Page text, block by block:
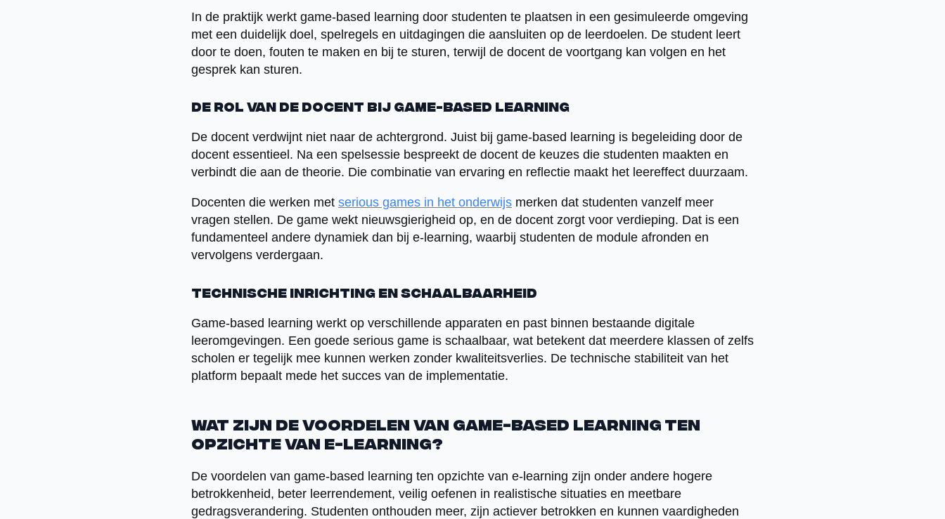
In de praktijk werkt game-based learning door studenten te plaatsen in een gesimuleerde omgeving
met een duidelijk doel, spelregels en uitdagingen die aansluiten op de leerdoelen. De student leert
door te doen, fouten te maken en bij te sturen, terwijl de docent de voortgang kan volgen en het
gesprek kan sturen.
De rol van de docent bij game-based learning
De docent verdwijnt niet naar de achtergrond. Juist bij game-based learning is begeleiding door de
docent essentieel. Na een spelsessie bespreekt de docent de keuzes die studenten maakten en
verbindt die aan de theorie. Die combinatie van ervaring en reflectie maakt het leereffect duurzaam.
Docenten die werken met serious games in het onderwijs merken dat studenten vanzelf meer
vragen stellen. De game wekt nieuwsgierigheid op, en de docent zorgt voor verdieping. Dat is een
fundamenteel andere dynamiek dan bij e-learning, waarbij studenten de module afronden en
vervolgens verdergaan.
Technische inrichting en schaalbaarheid
Game-based learning werkt op verschillende apparaten en past binnen bestaande digitale
leeromgevingen. Een goede serious game is schaalbaar, wat betekent dat meerdere klassen of zelfs
scholen er tegelijk mee kunnen werken zonder kwaliteitsverlies. De technische stabiliteit van het
platform bepaalt mede het succes van de implementatie.
Wat zijn de voordelen van game-based learning ten
opzichte van e-learning?
De voordelen van game-based learning ten opzichte van e-learning zijn onder andere hogere
betrokkenheid, beter leerrendement, veilig oefenen in realistische situaties en meetbare
gedragsverandering. Studenten onthouden meer, zijn actiever betrokken en kunnen vaardigheden